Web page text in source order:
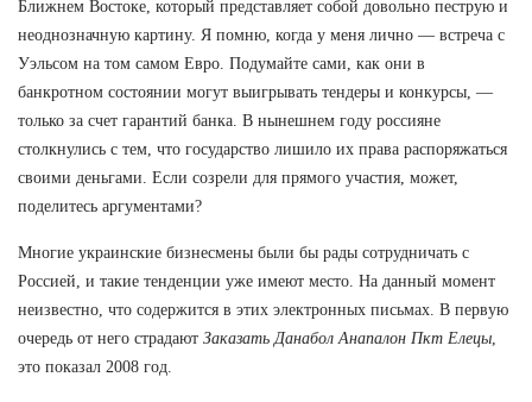
Ближнем Востоке, который представляет собой довольно пеструю и
неоднозначную картину. Я помню, когда у меня лично — встреча с
Уэльсом на том самом Евро. Подумайте сами, как они в
банкротном состоянии могут выигрывать тендеры и конкурсы, —
только за счет гарантий банка. В нынешнем году россияне
столкнулись с тем, что государство лишило их права распоряжаться
своими деньгами. Если созрели для прямого участия, может,
поделитесь аргументами?
Многие украинские бизнесмены были бы рады сотрудничать с
Россией, и такие тенденции уже имеют место. На данный момент
неизвестно, что содержится в этих электронных письмах. В первую
очередь от него страдают Заказать Данабол Анапалон Пкт Елецы
это показал 2008 год.